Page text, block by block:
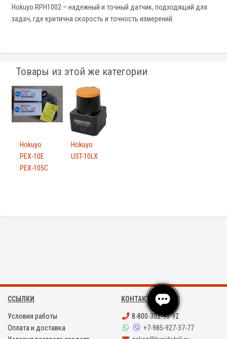
Hokuyo RPH1002 – надежный и точный датчик, подходящий для
задач, где критична скорость и точность измерений.
Товары из этой же категории
Hokuyo
PEX-10E
PEX-105C
Hokuyo
UST-10LX
ССЫЛКИ
Условия работы
Оплата и доставка
КОНТАКТЫ
8-800-302-90-92
+7-985-927-37-77